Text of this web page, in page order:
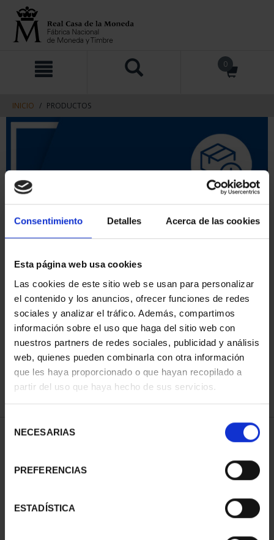
Consentimiento Detalles Acerca de las cookies
Esta página web usa cookies
Las cookies de este sitio web se usan para personalizar
el contenido y los anuncios, ofrecer funciones de redes
sociales y analizar el tráfico. Además, compartimos
información sobre el uso que haga del sitio web con
nuestros partners de redes sociales, publicidad y análisis
web, quienes pueden combinarla con otra información
que les haya proporcionado o que hayan recopilado a
partir del uso que haya hecho de sus servicios.
NECESARIAS
PREFERENCIAS
ESTADÍSTICA
contenido
navegacin
0
INICIO PRODUCTOS
ORDENAR POR:
REFINAR
1 Productos encontrados